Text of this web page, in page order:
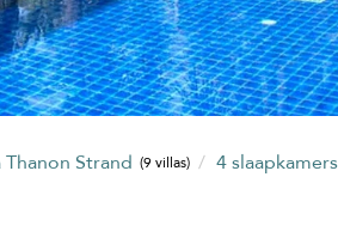
Thanon Strand (9 villas) 4